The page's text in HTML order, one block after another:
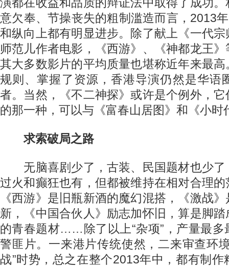
意欠奉、节操丧失的粗制滥造而言，2013
和纵向上都有明显进步。除了献上《一代
师范儿作者电影，《西游》、《神都龙王
其大多数影片的平均质量也堪称近年来最
规则、掌握了资源，香港导演仍然是华语
者。当然，《不二神探》或许是个例外，
的那一种，可以与《富春山居图》和《小时
求索破局之路
无脑喜剧少了，古装、民国题材也少了
过火和癫狂也有，但都被维持在相对合理
《西游》是旧瓶新酒的魔幻混搭，《激战
新，《中国合伙人》励志加怀旧，算是脚
的青春题材……除了以上“杂项”，产量最多
警匪片。一来港片传统使然，二来审查环
战”时势，总之在整个2013年中，都有制